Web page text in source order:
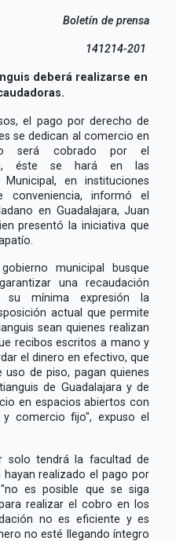
Boletín de prensa
141214-201
deberá realizarse en
el pago por derecho de
se dedican al comercio en
será cobrado por el
éste se hará en las
en instituciones
conveniencia, informó el
en Guadalajara, Juan
presentó la iniciativa que
municipal busque
una recaudación
mínima expresión la
actual que permite
sean quienes realizan
recibos escritos a mano y
el dinero en efectivo, que
de piso, pagan quienes
de Guadalajara y de
en espacios abiertos con
comercio fijo", expuso el
solo tendrá la facultad de
realizado el pago por
es posible que se siga
realizar el cobro en los
no es eficiente y es
no esté llegando íntegro